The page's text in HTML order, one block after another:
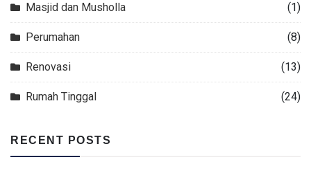
Masjid dan Musholla (1)
Perumahan (8)
Renovasi (13)
Rumah Tinggal (24)
RECENT POSTS